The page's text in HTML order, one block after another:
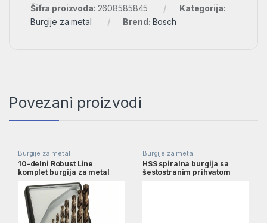
Šifra proizvoda: 2608585845
Kategorija:
Burgije za metal
Brend: Bosch
Povezani proizvodi
Burgije za metal
10-delni Robust Line
komplet burgija za metal
HSS-Co, 1–10 mm |
2607019925
Burgije za metal
HSS spiralna burgija sa
šestostranim prihvatom